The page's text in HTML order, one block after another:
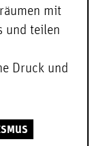
mit
und teilen
Druck und